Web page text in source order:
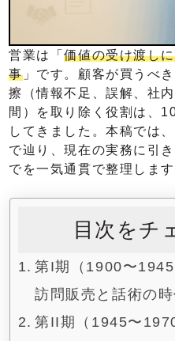
営業は「価値の受け渡し
事」です。顧客が買うべ
擦（情報不足、誤解、社
間）を取り除く役割は、
してきました。本稿では
で辿り、現在の実務に引
でを一気通貫で整理します
目次をチ
第I期（1900〜
訪問販売と話術の
第II期（1945〜